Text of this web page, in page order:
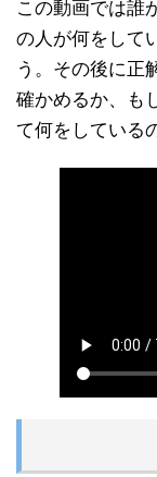
この動画では誰
の人が何をして
う。その後に正
確かめるか、も
て何をしている